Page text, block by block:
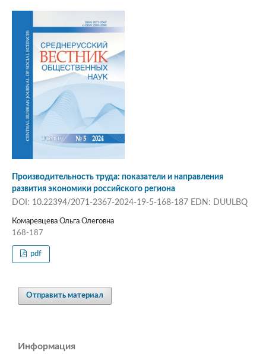
Производительность труда: показатели и направления
развития экономики российского региона
DOI: 10.22394/2071-2367-2024-19-5-168-187 EDN: DUULBQ
Комаревцева Ольга Олеговна
168-187
pdf
Отправить материал
Информация